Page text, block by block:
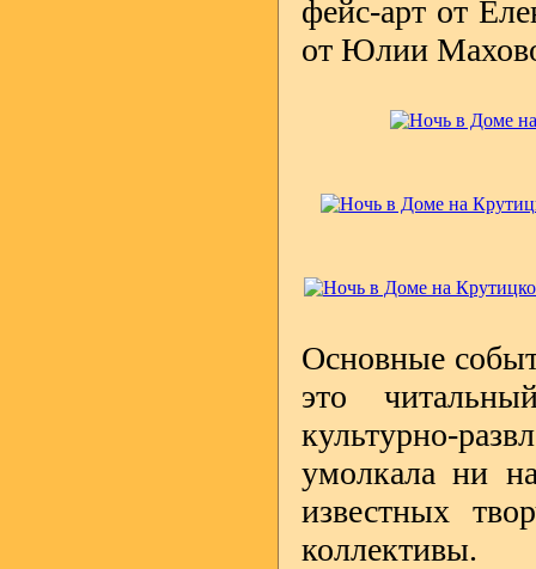
фейс-арт от
от Юлии
Основные
это
культурно-
умолкала ни
известных
коллективы.